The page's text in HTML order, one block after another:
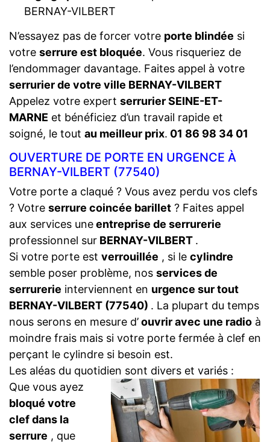
BERNAY-VILBERT
N’essayez pas de forcer votre porte blindée si
votre serrure est bloquée. Vous risqueriez de
l’endommager davantage. Faites appel à votre
serrurier de votre ville BERNAY-VILBERT
Appelez votre expert serrurier SEINE-ET-
MARNE et bénéficiez d’un travail rapide et
soigné, le tout au meilleur prix. 01 86 98 34 01
OUVERTURE DE PORTE EN URGENCE À
BERNAY-VILBERT (77540)
Votre porte a claqué ? Vous avez perdu vos clefs
? Votre serrure coincée barillet ? Faites appel
aux services uneentreprise de serrurerie
professionnel sur BERNAY-VILBERT .
Si votre porte est verrouillée , si le cylindre
semble poser problème, nos services de
serrurerie interviennent en urgence sur tout
BERNAY-VILBERT (77540) . La plupart du temps
nous serons en mesure d’ouvrir avec une radio à
moindre frais mais si votre porte fermée à clef en
perçant le cylindre si besoin est.
Les aléas du quotidien sont divers et variés :
Que vous ayez
bloqué votre
clef dans la
serrure , que